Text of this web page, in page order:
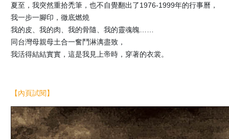
夏至，我突然重拾禿筆，也不自覺翻出了1976-1999年的行事曆，
我一步一腳印，徹底燃燒
我的皮、我的肉、我的骨隨、我的靈魂魄……
同台灣母親母土合一奮鬥淋漓盡致，
我活得結結實實，這是我見上帝時，穿著的衣裳。
【內頁試閱】